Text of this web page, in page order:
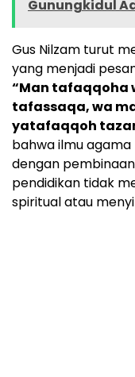
Gunungkidul
Gus Nilzam turut
yang menjadi
“Man tafaqqoha
tafassaqa, wa
yatafaqqoh
bahwa ilmu
dengan
pendidikan tidak
spiritual atau